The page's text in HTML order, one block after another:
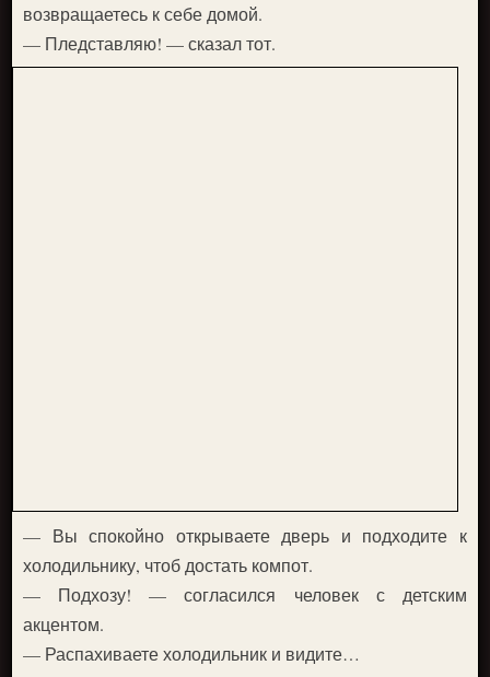
возвращаетесь к себе домой.
— Пледставляю! — сказал тот.
— Вы спокойно открываете дверь и подходите к
холодильнику, чтоб достать компот.
— Подхозу! — согласился человек с детским
акцентом.
— Распахиваете холодильник и видите…